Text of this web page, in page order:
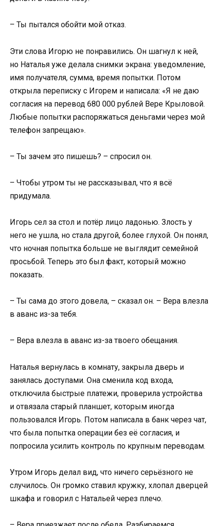
– Ты пытался обойти мой отказ.
Эти слова Игорю не понравились. Он шагнул к ней,
но Наталья уже делала снимки экрана: уведомление,
имя получателя, сумма, время попытки. Потом
открыла переписку с Игорем и написала: «Я не даю
согласия на перевод 680 000 рублей Вере Крыловой.
Любые попытки распоряжаться деньгами через мой
телефон запрещаю».
– Ты зачем это пишешь? – спросил он.
– Чтобы утром ты не рассказывал, что я всё
придумала.
Игорь сел за стол и потёр лицо ладонью. Злость у
него не ушла, но стала другой, более глухой. Он понял,
что ночная попытка больше не выглядит семейной
просьбой. Теперь это был факт, который можно
показать.
– Ты сама до этого довела, – сказал он. – Вера влезла
в аванс из-за тебя.
– Вера влезла в аванс из-за твоего обещания.
Наталья вернулась в комнату, закрыла дверь и
занялась доступами. Она сменила код входа,
отключила быстрые платежи, проверила устройства
и отвязала старый планшет, которым иногда
пользовался Игорь. Потом написала в банк через чат,
что была попытка операции без её согласия, и
попросила усилить контроль по крупным переводам.
Утром Игорь делал вид, что ничего серьёзного не
случилось. Он громко ставил кружку, хлопал дверцей
шкафа и говорил с Натальей через плечо.